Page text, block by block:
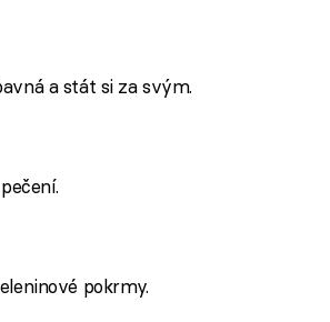
a stát si za svým.
pokrmy.